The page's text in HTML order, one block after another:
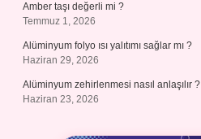
Amber taşı değerli mi ?
Temmuz 1, 2026
Alüminyum folyo ısı yalıtımı sağlar mı ?
Haziran 29, 2026
Alüminyum zehirlenmesi nasıl anlaşılır ?
Haziran 23, 2026